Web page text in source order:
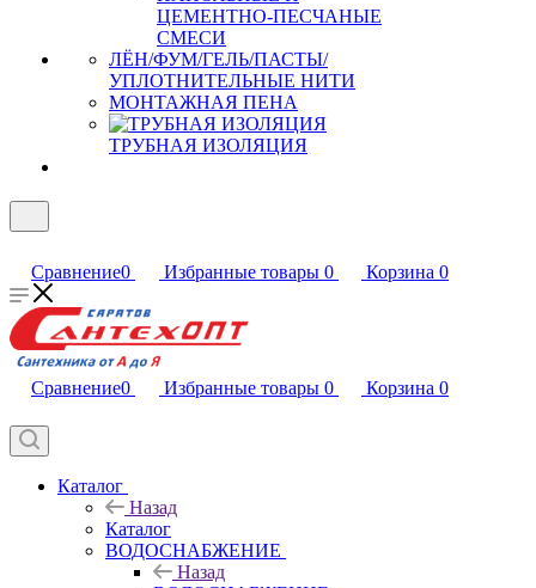
ЦЕМЕНТНО-ПЕСЧАНЫЕ
СМЕСИ
ЛЁН/ФУМ/ГЕЛЬ/ПАСТЫ/
УПЛОТНИТЕЛЬНЫЕ НИТИ
МОНТАЖНАЯ ПЕНА
ТРУБНАЯ ИЗОЛЯЦИЯ
Сравнение0 Избранные товары 0 Корзина 0
Сравнение0 Избранные товары 0 Корзина 0
Каталог
Назад
Каталог
ВОДОСНАБЖЕНИЕ
Назад